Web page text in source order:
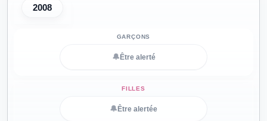
2008
🔔 Être alerté
🔔 Être alertée